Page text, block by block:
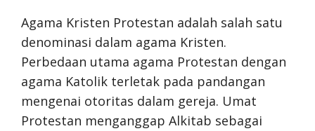
Agama Kristen Protestan adalah salah satu
denominasi dalam agama Kristen.
Perbedaan utama agama Protestan dengan
agama Katolik terletak pada pandangan
mengenai otoritas dalam gereja. Umat
Protestan menganggap Alkitab sebagai